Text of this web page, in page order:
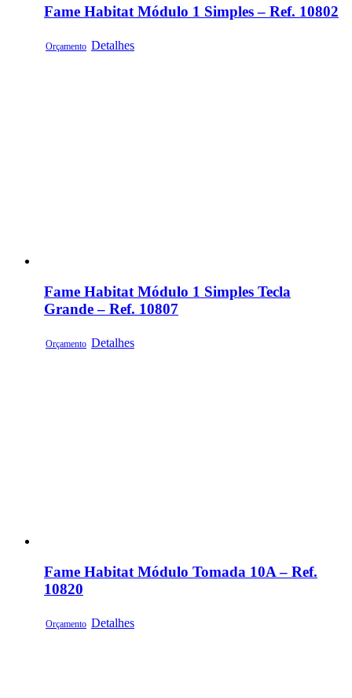
Fame Habitat Módulo 1 Simples – Ref. 10802
Orçamento Detalhes
Fame Habitat Módulo 1 Simples Tecla
Grande – Ref. 10807
Orçamento Detalhes
Fame Habitat Módulo Tomada 10A – Ref.
10820
Orçamento Detalhes